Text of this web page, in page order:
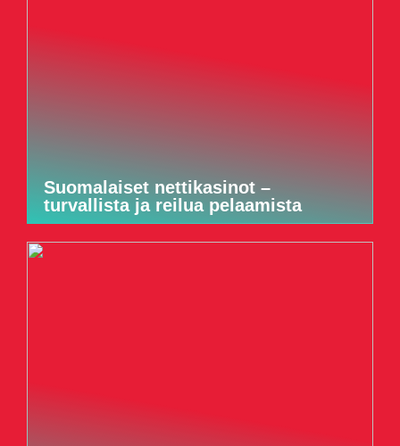
Suomalaiset nettikasinot –
turvallista ja reilua pelaamista